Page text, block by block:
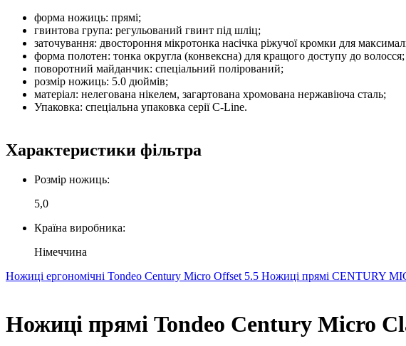
форма ножиць: прямі;
гвинтова група: регульований гвинт під шліц;
заточування: двостороння мікротонка насічка ріжучої кромки для
форма полотен: тонка округла (конвексна) для кращого доступу до волосся;
поворотний майданчик: спеціальний полірований;
розмір ножиць: 5.0 дюймів;
матеріал: нелегована нікелем, загартована хромована нержавіюча сталь;
Упаковка: спеціальна упаковка серії C-Line.
Характеристики фільтра
Розмір ножиць:
5,0
Країна виробника:
Німеччина
Ножиці ергономічні Tondeo Century Micro Offset 5.5 Ножиці прямі CENTURY
Ножиці прямі Tondeo Century Micro